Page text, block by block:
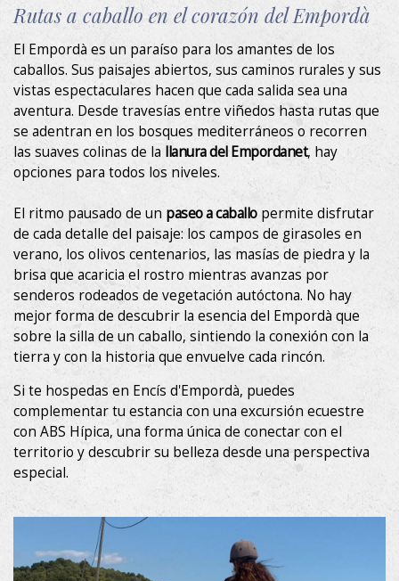
Rutas a caballo en el corazón del Empordà
El Empordà es un paraíso para los amantes de los
caballos. Sus paisajes abiertos, sus caminos rurales y sus
vistas espectaculares hacen que cada salida sea una
aventura. Desde travesías entre viñedos hasta rutas que
se adentran en los bosques mediterráneos o recorren
las suaves colinas de la llanura del Empordanet, hay
opciones para todos los niveles.
El ritmo pausado de un paseo a caballopermite disfrutar
de cada detalle del paisaje: los campos de girasoles en
verano, los olivos centenarios, las masías de piedra y la
brisa que acaricia el rostro mientras avanzas por
senderos rodeados de vegetación autóctona. No hay
mejor forma de descubrir la esencia del Empordà que
sobre la silla de un caballo, sintiendo la conexión con la
tierra y con la historia que envuelve cada rincón.
Si te hospedas en Encís d'Empordà, puedes
complementar tu estancia con una excursión ecuestre
con ABS Hípica, una forma única de conectar con el
territorio y descubrir su belleza desde una perspectiva
especial.
Modificar cookies
Técnicas y funcionales
Siempre activas
Este sitio web utiliza Cookies propias para recopilar
información con la finalidad de mejorar nuestros servicios.
Si continua navegando, supone la aceptación de la
instalación de las mismas. El usuario tiene la posibilidad
de configurar su navegador pudiendo, si así lo desea,
impedir que sean instaladas en su disco duro, aunque
deberá tener en cuenta que dicha acción podrá ocasionar
dificultades de navegación de la página web.
Analíticas y personalización
Permiten realizar el seguimiento y análisis del
comportamiento de los usuarios de este sitio web. La
información recogida mediante este tipo de cookies se
utiliza en la medición de la actividad de la web para la
elaboración de perfiles de navegación de los usuarios con
el fin de introducir mejoras en función del análisis de los
datos de uso que hacen los usuarios del servicio. Permiten
guardar la información de preferencia del usuario para
mejorar la calidad de nuestros servicios y para ofrecer una
mejor experiencia a través de productos recomendados.
Marketing y publicidad
Estas cookies son utilizadas para almacenar información
sobre las preferencias y elecciones personales del usuario
a través de la observación continuada de sus hábitos de
navegación. Gracias a ellas, podemos conocer los hábitos
de navegación en el sitio web y mostrar publicidad
relacionada con el perfil de navegación del usuario.